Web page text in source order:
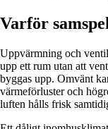
Varför
Uppvärmning och
upp ett rum utan att
byggas upp. Omvänt
värmeförluster och
luften hålls frisk